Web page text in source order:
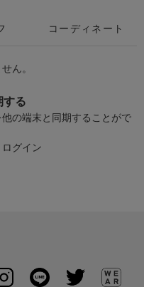
コーディネート
ん。
する
の端末と同期することがで
ログイン